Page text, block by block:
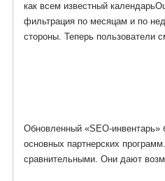
как всем известный
фильтрация по месяцам и по
стороны. Теперь пользователи
Обновленный «SEO-инвентарь»
основных партнерских
сравнительными. Они дают